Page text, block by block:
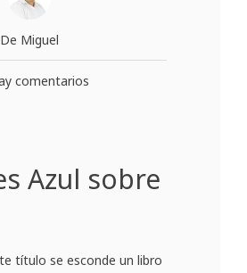
De Miguel
comentarios
Azul sobre
título se esconde un libro